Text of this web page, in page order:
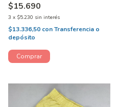
$15.690
3 x $5.230 sin interés
$13.336,50 conTransferencia o
depósito